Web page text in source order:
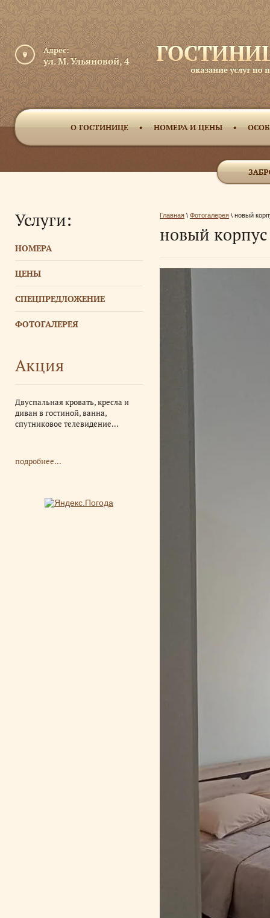
Адрес:
ул. М. Ульяновой, 4
О ГОСТИНИЦЕ НОМЕРА И ЦЕНЫ
Услуги:
НОМЕРА
ЦЕНЫ
СПЕЦПРЕДЛОЖЕНИЕ
ФОТОГАЛЕРЕЯ
Акция
Двуспальная кровать, кресла и
диван в гостиной, ванна,
спутниковое телевидение...
подробнее...
Главная \ Фотогалерея \ новый
новый корпус